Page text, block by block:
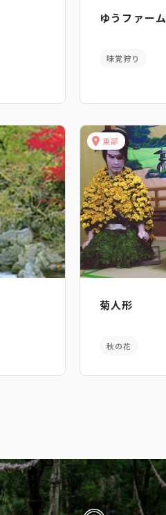
ゆうファーム
味覚狩り
東部
菊人形
秋の花